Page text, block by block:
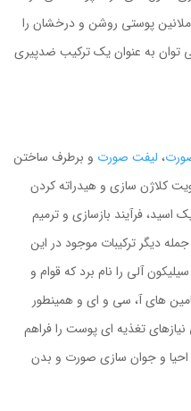
پوستی روشن و درخشان را
توان به عنوان یک ترکیب ضدپیری
، لیفت صورت و برطرف ساختن
کلاژن سازی و هیدراته کردن
اسید، فرآیند بازسازی و ترمیم
دیگر ترکیبات موجود در این
آلی را نام برد که قوام و
های آ، سی و ای و همینطور
تغذیه ای پوست را فراهم
و جوان سازی صورت و بدن